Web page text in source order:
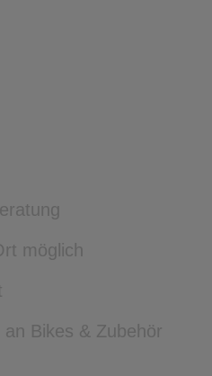
möglich
an Bikes & Zubehör